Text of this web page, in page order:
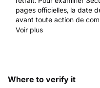
pages officielles, la date
avant toute action de
www.orangex.com.
Voir plus
Where to verify it